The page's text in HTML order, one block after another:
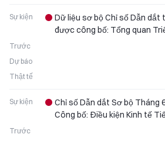
Sự kiện
Dữ liệu sơ bộ Chỉ số Dẫn dắt
được công bố: Tổng quan
Trước
Dự báo
Thật tế
Sự kiện
Chỉ số Dẫn dắt Sơ bộ Tháng
Công bố: Điều kiện Kinh tế
Trước